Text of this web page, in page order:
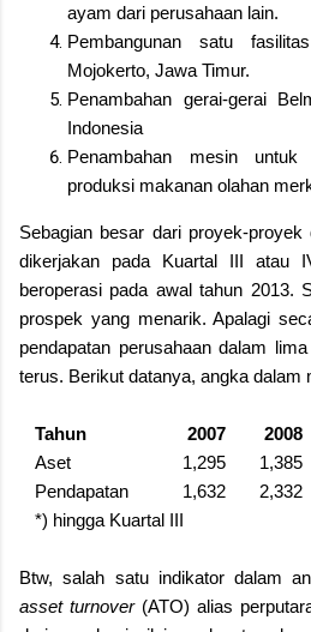
ayam dari perusahaan lain.
Pembangunan satu
Mojokerto, Jawa Timur.
Penambahan gerai-gerai
Indonesia
Penambahan mesin untuk
produksi makanan olahan
Sebagian besar dari proyek-
dikerjakan pada Kuartal III atau
beroperasi pada awal tahun 2013.
prospek yang menarik. Apalagi
pendapatan perusahaan dalam
terus. Berikut datanya, angka dalam
Tahun 2007 2008
Aset
1,295 1,385
Pendapatan
1,632 2,332
*) hingga Kuartal III
Btw, salah satu indikator dalam
asset turnover(ATO) alias